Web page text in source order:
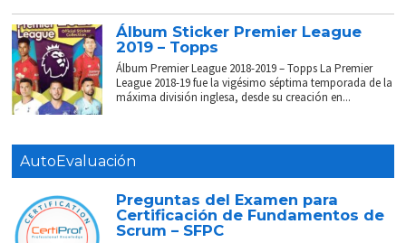
Álbum Sticker Premier League
2019 – Topps
Álbum Premier League 2018-2019 – Topps La Premier
League 2018-19 fue la vigésimo séptima temporada de la
máxima división inglesa, desde su creación en...
AutoEvaluación
Preguntas del Examen para
Certificación de Fundamentos de
Scrum – SFPC